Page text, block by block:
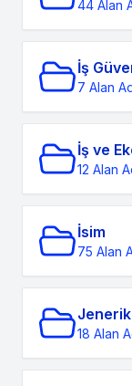
44 Alan
İş
7 Alan
İş ve
12 Alan
İsim
75 Alan
Jenerik
18 Alan